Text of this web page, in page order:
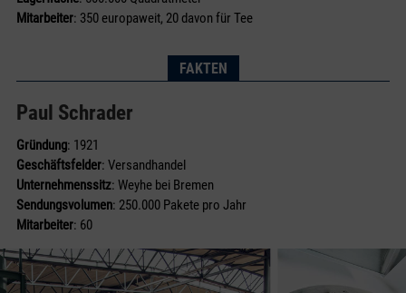
Mitarbeiter: 350 ­europaweit, 20 davon für Tee
FAKTEN
Paul Schrader
Gründung: 1921
Geschäftsfelder: Versandhandel
Unternehmenssitz: Weyhe bei Bremen
Sendungsvolumen: 250.000 Pakete pro Jahr
Mitarbeiter: 60